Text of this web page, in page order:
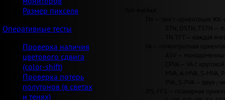
Размер пикселя
Оперативные тесты
Проверка наличия
цветового сдвига
(color-shift)
Проверка потерь
полутонов (в светах
и тенях)
TN — твист-ориентация
STN, DSTN, TSTN
TN TFT — каждая
VA — гомеотропная
ASV —
CPVA — VA с
MVA, A-MVA, S-
PVA, S-PVA — двух-
IPS, FFS — планарная